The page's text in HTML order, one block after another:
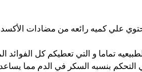
علي كميه رائعه من مضادات
تماما و التي تعطيكم كل
بنسبه السكر في الدم مما